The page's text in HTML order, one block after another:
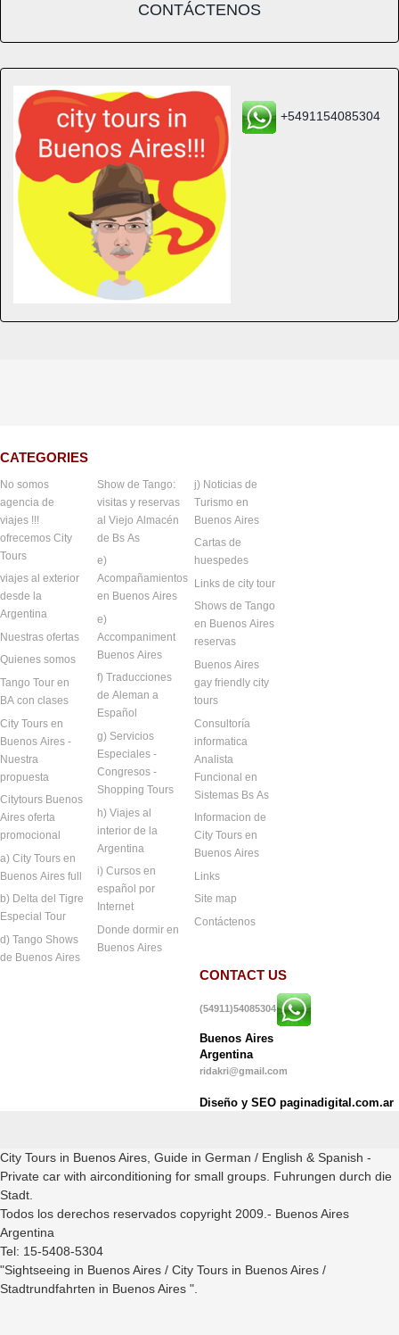
CONTÁCTENOS
+5491154085304
CATEGORIES
No somos
agencia de
viajes !!!
ofrecemos City
Tours
viajes al exterior
desde la
Argentina
Nuestras ofertas
Quienes somos
Tango Tour en
BA con clases
City Tours en
Buenos Aires -
Nuestra
propuesta
Citytours Buenos
Aires oferta
promocional
a) City Tours en
Buenos Aires full
b) Delta del Tigre
Especial Tour
d) Tango Shows
de Buenos Aires
Show de Tango:
visitas y reservas
al Viejo Almacén
de Bs As
e)
Acompañamientos
en Buenos Aires
e)
Accompaniment
Buenos Aires
f) Traducciones
de Aleman a
Español
g) Servicios
Especiales -
Congresos -
Shopping Tours
h) Viajes al
interior de la
Argentina
i) Cursos en
español por
Internet
Donde dormir en
Buenos Aires
j) Noticias de
Turismo en
Buenos Aires
Cartas de
huespedes
Links de city tour
Shows de Tango
en Buenos Aires
reservas
Buenos Aires
gay friendly city
tours
Consultoría
informatica
Analista
Funcional en
Sistemas Bs As
Informacion de
City Tours en
Buenos Aires
Links
Site map
Contáctenos
CONTACT US
(54911)54085304
Buenos Aires
Argentina
ridakri@gmail.com
Diseño y SEO paginadigital.com.ar
City Tours in Buenos Aires, Guide in German / English & Spanish -
Private car with airconditioning for small groups. Fuhrungen durch die
Stadt.
Todos los derechos reservados copyright 2009.- Buenos Aires
Argentina
Tel: 15-5408-5304
"Sightseeing in Buenos Aires / City Tours in Buenos Aires /
Stadtrundfahrten in Buenos Aires ".